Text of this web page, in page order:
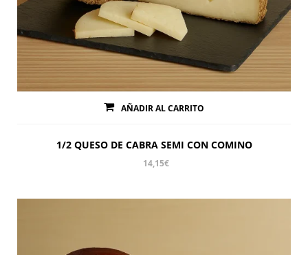
AÑADIR AL CARRITO
1/2 QUESO DE CABRA SEMI CON COMINO
14,15€